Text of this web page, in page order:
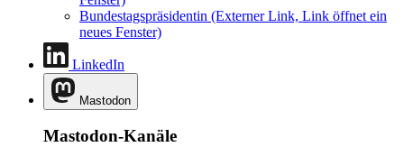
Bundestagspräsidentin (Externer Link, Link öffnet ein
neues Fenster)
LinkedIn
Mastodon
Mastodon-Kanäle